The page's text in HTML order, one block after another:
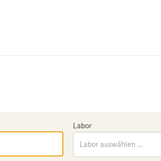
Labor
Labor auswählen ...